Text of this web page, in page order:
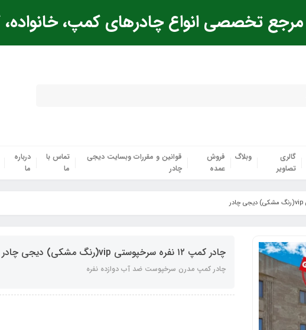
تخصصی انواع چادرهای کمپ، خانواده،
گالری
تصاویر
وبلاگ
فروش
عمده
قوانین و مقررات وبسایت دیجی
چادر
تماس با
ما
درباره
ما
چادر کمپ ۱۲ نفره سرخپوستی vip(رنگ مشکی) دیجی چادر
چادر کمپ مدرن سرخپوست ضد آب دوازده نفره